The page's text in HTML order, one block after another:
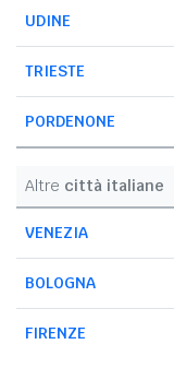
UDINE
TRIESTE
PORDENONE
Altre città italiane
VENEZIA
BOLOGNA
FIRENZE